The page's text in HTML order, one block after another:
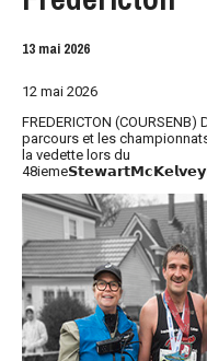
13 mai 2026
12 mai 2026
FREDERICTON
parcours et les
la vedette lors du